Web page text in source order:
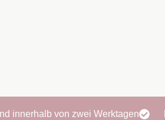
innerhalb von zwei Werktagen